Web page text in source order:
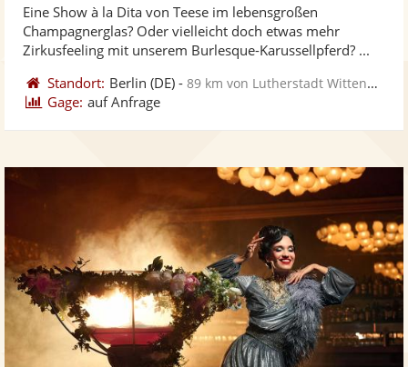
Sternen
Eine Show à la Dita von Teese im lebensgroßen
Champagnerglas? Oder vielleicht doch etwas mehr
Zirkusfeeling mit unserem Burlesque-Karussellpferd? ...
Standort: Berlin (DE) -89 km von Lutherstadt Wittenberg
Gage: auf Anfrage